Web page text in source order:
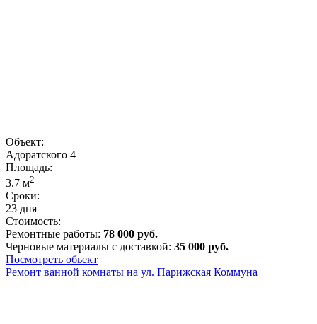
Объект:
Адоратского 4
Площадь:
3.7 м2
Сроки:
23 дня
Стоимость:
Ремонтные работы: 78 000 руб.
Черновые материалы с доставкой: 35 000 руб.
Посмотреть обьект
Ремонт ванной комнаты на ул. Парижская Коммуна